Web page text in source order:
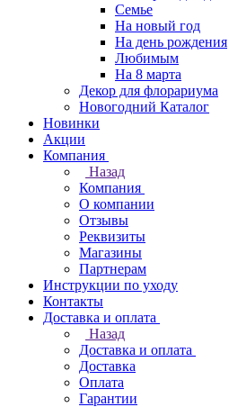
Семье
На новый год
На день рождения
Любимым
На 8 марта
Декор для флорариума
Новогодний Каталог
Новинки
Акции
Компания
Назад
Компания
О компании
Отзывы
Реквизиты
Магазины
Партнерам
Инструкции по уходу
Контакты
Доставка и оплата
Назад
Доставка и оплата
Доставка
Оплата
Гарантии